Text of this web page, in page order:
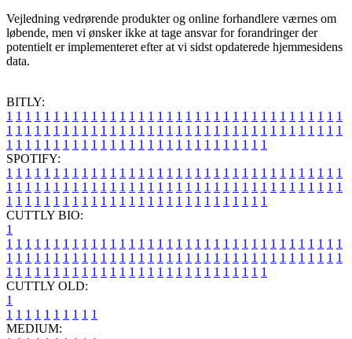
Vejledning vedrørende produkter og online forhandlere værnes om
løbende, men vi ønsker ikke at tage ansvar for forandringer der
potentielt er implementeret efter at vi sidst opdaterede hjemmesidens
data.
BITLY:
1 1 1 1 1 1 1 1 1 1 1 1 1 1 1 1 1 1 1 1 1 1 1 1 1 1 1 1 1 1 1 1 1 1 1 1
1 1 1 1 1 1 1 1 1 1 1 1 1 1 1 1 1 1 1 1 1 1 1 1 1 1 1 1 1 1 1 1 1 1 1 1
1 1 1 1 1 1 1 1 1 1 1 1 1 1 1 1 1 1 1 1 1 1 1 1 1 1 1 1
SPOTIFY:
1 1 1 1 1 1 1 1 1 1 1 1 1 1 1 1 1 1 1 1 1 1 1 1 1 1 1 1 1 1 1 1 1 1 1 1
1 1 1 1 1 1 1 1 1 1 1 1 1 1 1 1 1 1 1 1 1 1 1 1 1 1 1 1 1 1 1 1 1 1 1 1
1 1 1 1 1 1 1 1 1 1 1 1 1 1 1 1 1 1 1 1 1 1 1 1 1 1 1 1
CUTTLY BIO:
1
1 1 1 1 1 1 1 1 1 1 1 1 1 1 1 1 1 1 1 1 1 1 1 1 1 1 1 1 1 1 1 1 1 1 1 1
1 1 1 1 1 1 1 1 1 1 1 1 1 1 1 1 1 1 1 1 1 1 1 1 1 1 1 1 1 1 1 1 1 1 1 1
1 1 1 1 1 1 1 1 1 1 1 1 1 1 1 1 1 1 1 1 1 1 1 1 1 1 1 1
CUTTLY OLD:
1
1 1 1 1 1 1 1 1 1 1
MEDIUM: